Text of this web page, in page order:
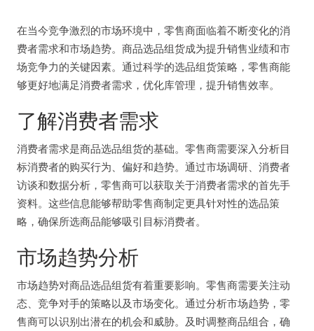
在当今竞争激烈的市场环境中，零售商面临着不断变化的消
费者需求和市场趋势。商品选品组货成为提升销售业绩和市
场竞争力的关键因素。通过科学的选品组货策略，零售商能
够更好地满足消费者需求，优化库管理，提升销售效率。
了解消费者需求
消费者需求是商品选品组货的基础。零售商需要深入分析目
标消费者的购买行为、偏好和趋势。通过市场调研、消费者
访谈和数据分析，零售商可以获取关于消费者需求的首先手
资料。这些信息能够帮助零售商制定更具针对性的选品策
略，确保所选商品能够吸引目标消费者。
市场趋势分析
市场趋势对商品选品组货有着重要影响。零售商需要关注动
态、竞争对手的策略以及市场变化。通过分析市场趋势，零
售商可以识别出潜在的机会和威胁。及时调整商品组合，确